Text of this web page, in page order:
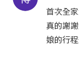
首次全
真的謝
娘的行